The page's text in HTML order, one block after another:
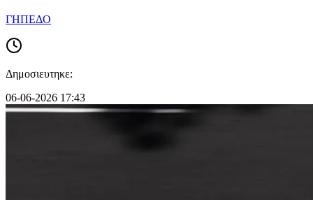
ΓΗΠΕΔΟ
Δημοσιευτηκε:
06-06-2026 17:43